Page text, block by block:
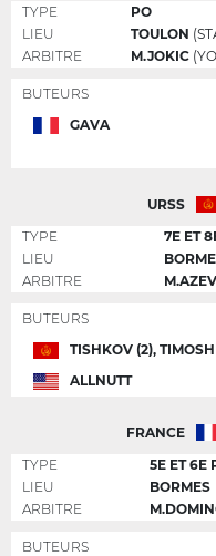
TYPE
PO
LIEU
TOULON
ARBITRE
M.JOKIC
BUTEURS
GAVA
URSS
TYPE
7E ET
LIEU
ARBITRE
BUTEURS
TISHKOV (2),
ALLNUTT
FRANCE
TYPE
5E ET 6E
LIEU
BORMES
ARBITRE
BUTEURS